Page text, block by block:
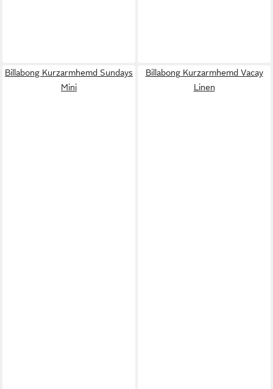
Billabong Kurzarmhemd Sundays
Mini
Billabong Kurzarmhemd Vacay
Linen